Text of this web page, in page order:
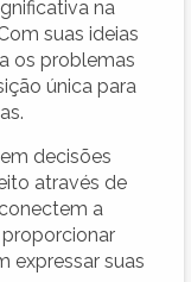
na
suas ideias
os problemas
única para
decisões
através de
a
expressar suas